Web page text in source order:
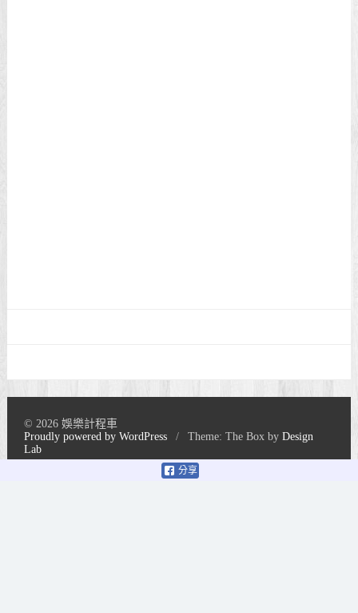
分享
© 2026 娛樂計程車
Proudly powered by WordPress
/ Theme: The Box byDesign
Lab